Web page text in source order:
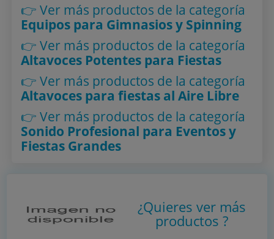
👉 Ver más productos de la categoría
Equipos para Gimnasios y Spinning
👉 Ver más productos de la categoría
Altavoces Potentes para Fiestas
👉 Ver más productos de la categoría
Altavoces para fiestas al Aire Libre
👉 Ver más productos de la categoría
Sonido Profesional para Eventos y
Fiestas Grandes
¿Quieres ver más
productos?